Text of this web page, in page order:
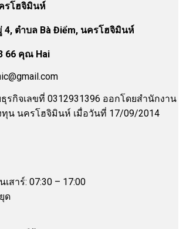
รโฮจิมินห์
4, ตำบล Bà Điểm, นครโฮจิมินห์
66 คุณ Hai
กิจเลขที่ 0312931396 ออกโดยสำนักงาน
ทุน นครโฮจิมินห์ เมื่อวันที่ 17/09/2014
สาร์: 07:30 – 17:00
ด